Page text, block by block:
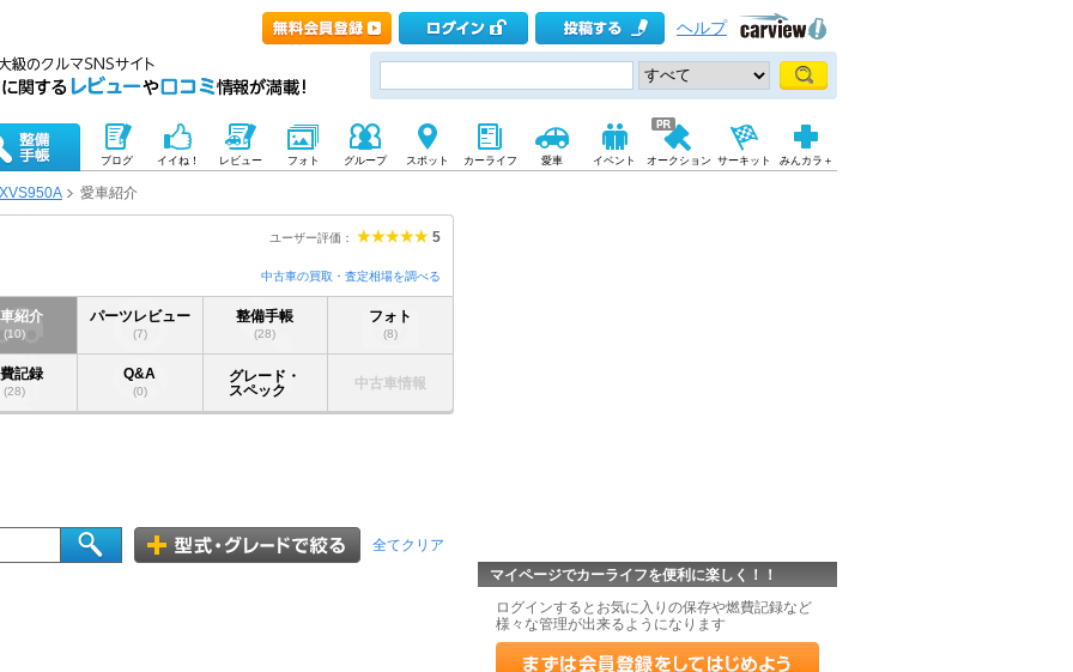
ヘルプ
ブログ イイね！ レビュー フォト グループ スポット カーライフ 愛車 イベント オークション サーキット みんカラ＋
XVS950A 愛車紹介
ユーザー評価： 5
中古車の買取・査定相場を調べる
紹介
(10)
パーツレビュー
(7)
整備手帳
(28)
フォト
(8)
記録
(28)
Q&A
(0)
グレード・
スペック
中古車情報
全てクリア
マイページでカーライフを便利に楽しく！！
ログインするとお気に入りの保存や燃費記録など
様々な管理が出来るようになります